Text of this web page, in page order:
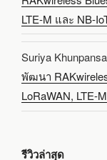
LTE-M และ NB-
Suriya Khunpansa
พัฒนา
LoRaWAN, LTE-
รีวิวล่าสุด